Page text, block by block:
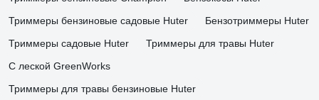
Триммеры бензиновые садовые Huter
Бензотриммеры Huter
Триммеры садовые Huter
Триммеры для травы Huter
С леской GreenWorks
Триммеры для травы бензиновые Huter